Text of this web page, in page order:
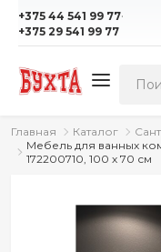
+375 44 541 99 77·
+375 29 541 99 77
Главная Каталог
Мебель для ванных
172200710, 100 х 70 см